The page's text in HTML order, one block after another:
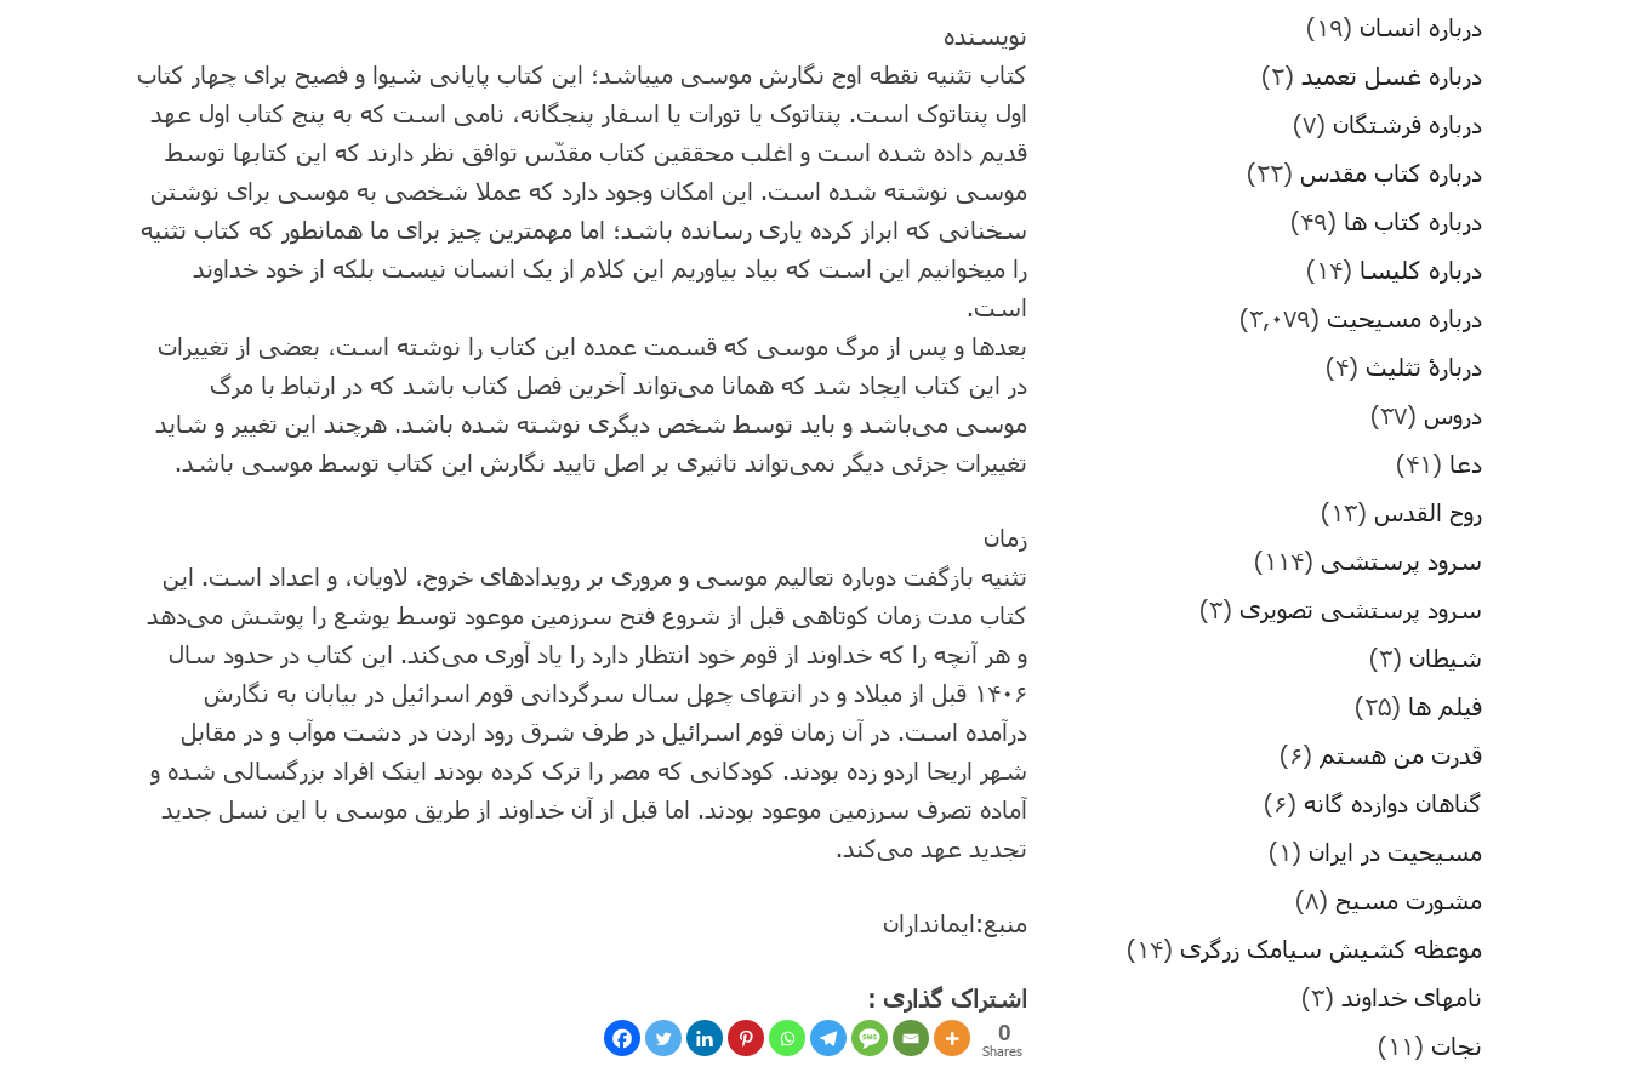
نویسنده
کتاب تثنیه نقطه اوج نگارش موسی میباشد؛ این کتاب پایانی شیوا و فصیح برای چهار کتاب
اول پنتاتوک است. پنتاتوک یا تورات یا اسفار پنجگانه، نامی است که به پنج کتاب اول عهد
قدیم داده شده است و اغلب محققین کتاب مقدّس توافق نظر دارند که این کتابها توسط
موسی نوشته شده است. این امکان وجود دارد که عملا شخصی به موسی برای نوشتن
سخنانی که ابراز کرده یاری رسانده باشد؛ اما مهمترین چیز برای ما همانطور که کتاب تثنیه
را میخوانیم این است که بیاد بیاوریم این کلام از یک انسان نیست بلکه از خود خداوند
است.
بعدها و پس از مرگ موسی که قسمت عمده این کتاب را نوشته است، بعضی از تغییرات
در این کتاب ایجاد شد که همانا می‌تواند آخرین فصل کتاب باشد که در ارتباط با مرگ
موسی می‌باشد و باید توسط شخص دیگری نوشته شده باشد. هرچند این تغییر و شاید
تغییرات جزئی دیگر نمی‌تواند تاثیری بر اصل تایید نگارش این کتاب توسط موسی باشد.
زمان
تثنیه بازگفت دوباره تعالیم موسی و مروری بر رویدادهای خروج، لاویان، و اعداد است. این
کتاب مدت زمان کوتاهی قبل از شروع فتح سرزمین موعود توسط یوشع را پوشش می‌دهد
و هر آنچه را که خداوند از قوم خود انتظار دارد را یاد آوری می‌کند. این کتاب در حدود سال
۱۴۰۶ قبل از میلاد و در انتهای چهل سال سرگردانی قوم اسرائیل در بیابان به نگارش
درآمده است. در آن زمان قوم اسرائیل در طرف شرق رود اردن در دشت موآب و در مقابل
شهر اریحا اردو زده بودند. کودکانی که مصر را ترک کرده بودند اینک افراد بزرگسالی شده و
آماده تصرف سرزمین موعود بودند. اما قبل از آن خداوند از طریق موسی با این نسل جدید
تجدید عهد می‌کند.
منبع:ایمانداران
اشتراک گذاری :
0
Shares
درباره انسان (۱۹)
درباره غسل تعمید (۲)
درباره فرشتگان (۷)
درباره کتاب مقدس (۲۲)
درباره کتاب ها (۴۹)
درباره کلیسا (۱۴)
درباره مسیحیت (۳,۰۷۹)
دربارۀ تثلیث (۴)
دروس (۳۷)
دعا (۴۱)
روح القدس (۱۳)
سرود پرستشی (۱۱۴)
سرود پرستشی تصویری (۳)
شیطان (۳)
فیلم ها (۲۵)
قدرت من هستم (۶)
گناهان دوازده گانه (۶)
مسیحیت در ایران (۱)
مشورت مسیح (۸)
موعظه کشیش سیامک زرگری (۱۴)
نامهای خداوند (۳)
نجات (۱۱)